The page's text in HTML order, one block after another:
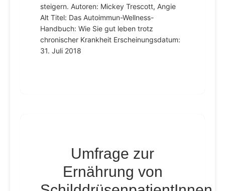
steigern. Autoren: Mickey Trescott, Angie
Alt Titel: Das Autoimmun-Wellness-
Handbuch: Wie Sie gut leben trotz
chronischer Krankheit Erscheinungsdatum:
31. Juli 2018
Umfrage zur
Ernährung von